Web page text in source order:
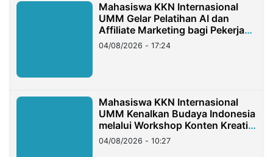
Mahasiswa KKN Internasional
UMM Gelar Pelatihan AI dan
Affiliate Marketing bagi Pekerja
Migran Indonesia di Taiwan
04/08/2026 - 17:24
Mahasiswa KKN Internasional
UMM Kenalkan Budaya Indonesia
melalui Workshop Konten Kreatif
di Taiwan
04/08/2026 - 10:27